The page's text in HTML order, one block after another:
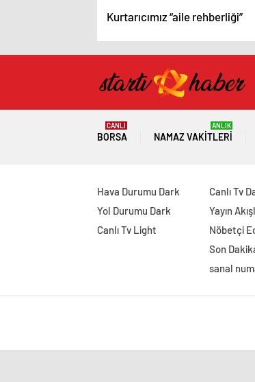
Kurtarıcımız “aile rehberliği”
BORSA
CANLI
NAMAZ VAKITLERI
ANLIK
Hava Durumu Dark
Yol Durumu Dark
Canlı Tv Light
Canlı Tv
Yayın
Nöbetçi
Son
sanal